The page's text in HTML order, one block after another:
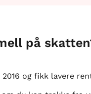
på
og fikk lavere